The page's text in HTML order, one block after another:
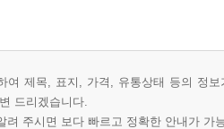
여 제목, 표지, 가격, 유통상태 등의 정
드리겠습니다.
주시면 보다 빠르고 정확한 안내가 가